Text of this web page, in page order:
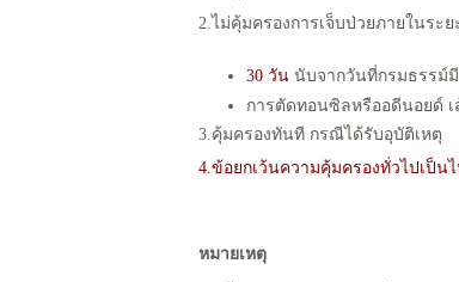
2.ไม่คุ้มครองการเจ็บป่วยภายในระย
30 วันนับจากวันที่กรมธรรม์มี
การตัดทอนซิลหรืออดีนอยด์
3.คุ้มครองทันที กรณีได้รับอุบัติเหตุ
4.ข้อยกเว้นความคุ้มครองทั่วไปเป็น
หมายเหตุ